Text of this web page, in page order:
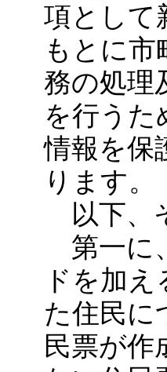
項として
もとに
務の処理
を行うた
情報を保
ります。
以下、
第一に
ドを加
た住民に
民票が作